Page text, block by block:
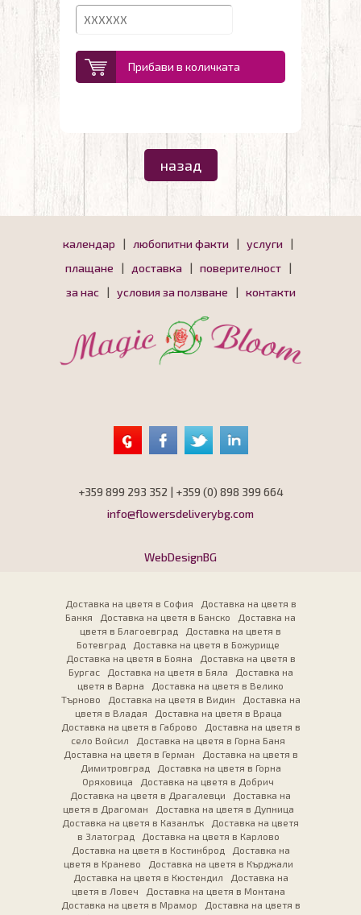
Прибави в количката
назад
календар | любопитни факти | услуги |
плащане | доставка| поверителност|
за нас| условия за ползване | контакти
+359 899 293 352 | +359 (0) 898 399 664
info@flowersdeliverybg.com
WebDesignBG
Доставка на цветя в София
Доставка на цветя в
Банкя
Доставка на цветя в Банско
Доставка на
цветя в Благоевград
Доставка на цветя в
Ботевград
Доставка на цветя в Божурище
Доставка на цветя в Бояна
Доставка на цветя в
Бургас
Доставка на цветя в Бяла
Доставка на
цветя в Варна
Доставка на цветя в Велико
Търново
Доставка на цветя в Видин
Доставка на
цветя в Владая
Доставка на цветя в Враца
Доставка на цветя в Габрово
Доставка на цветя в
село Войсил
Доставка на цветя в Горна Баня
Доставка на цветя в Герман
Доставка на цветя в
Димитровград
Доставка на цветя в Горна
Оряховица
Доставка на цветя в Добрич
Доставка на цветя в Драгалевци
Доставка на
цветя в Драгоман
Доставка на цветя в Дупница
Доставка на цветя в Казанлък
Доставка на цветя
в Златоград
Доставка на цветя в Карлово
Доставка на цветя в Костинброд
Доставка на
цветя в Кранево
Доставка на цветя в Кърджали
Доставка на цветя в Кюстендил
Доставка на
цветя в Ловеч
Доставка на цветя в Монтана
Доставка на цветя в Мрамор
Доставка на цветя в